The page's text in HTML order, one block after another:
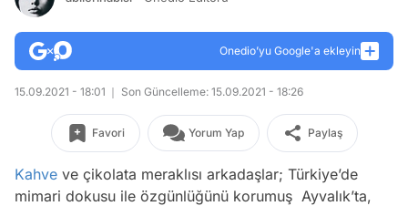
Onedio’yu Google'a ekleyin
15.09.2021 - 18:01 Son Güncelleme: 15.09.2021 - 18:26
Favori Yorum Yap Paylaş
Kahve ve çikolata meraklısı arkadaşlar; Türkiye’de
mimari dokusu ile özgünlüğünü korumuş Ayvalık’ta,